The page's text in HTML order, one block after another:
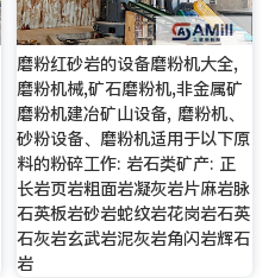
磨粉红砂岩的设备磨粉机大全,
磨粉机械,矿石磨粉机,非金属矿
磨粉机建冶矿山设备, 磨粉机、
砂粉设备、磨粉机适用于以下原
料的粉碎工作: 岩石类矿产: 正
长岩页岩粗面岩凝灰岩片麻岩脉
石英板岩砂岩蛇纹岩花岗岩石英
石灰岩玄武岩泥灰岩角闪岩辉石
岩